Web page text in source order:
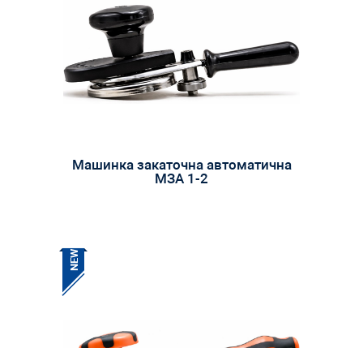
Машинка закаточна автоматична
МЗА 1-2
NEW